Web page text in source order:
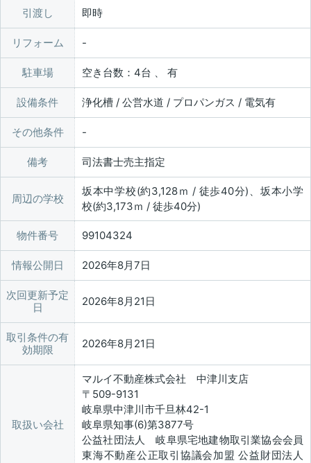
引渡し 即時
リフォーム
駐車場 空き台数：4台 、 有
設備条件 浄化槽 / 公営水道 / プロパンガス / 電気有
その他条件
備考 司法書士売主指定
周辺の学校
坂本中学校(約3,128ｍ / 徒歩40分)、坂本小学
校(約3,173ｍ / 徒歩40分)
物件番号 99104324
情報公開日 2026年8月7日
次回更新予定
日
2026年8月21日
取引条件の有
効期限
2026年8月21日
取扱い会社
マルイ不動産株式会社 中津川支店
〒509-9131
岐阜県中津川市千旦林42-1
岐阜県知事(6)第3877号
公益社団法人 岐阜県宅地建物取引業協会会員
東海不動産公正取引協議会加盟 公益財団法人